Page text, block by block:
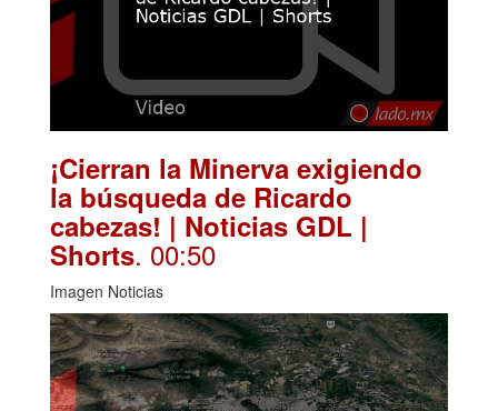
¡Cierran la Minerva exigiendo
la búsqueda de Ricardo
cabezas! | Noticias GDL |
Shorts. 00:50
Imagen Noticias